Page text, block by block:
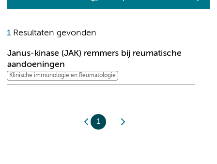
1Resultaten gevonden
Janus-kinase (JAK) remmers bij reumatische
aandoeningen
Klinische immunologie en Reumatologie
1